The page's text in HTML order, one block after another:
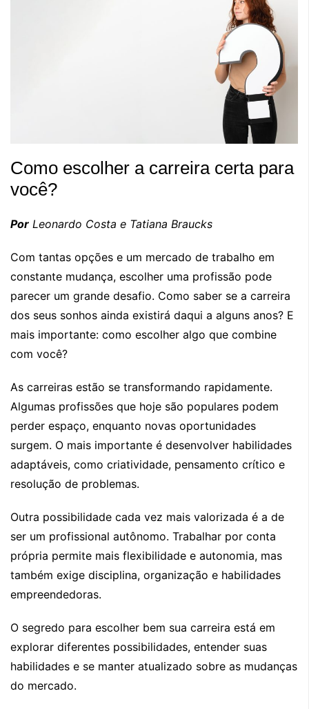
Como escolher a carreira certa para
você?
Por Leonardo Costa e Tatiana Braucks
Com tantas opções e um mercado de trabalho em
constante mudança, escolher uma profissão pode
parecer um grande desafio. Como saber se a carreira
dos seus sonhos ainda existirá daqui a alguns anos? E
mais importante: como escolher algo que combine
com você?
As carreiras estão se transformando rapidamente.
Algumas profissões que hoje são populares podem
perder espaço, enquanto novas oportunidades
surgem. O mais importante é desenvolver habilidades
adaptáveis, como criatividade, pensamento crítico e
resolução de problemas.
Outra possibilidade cada vez mais valorizada é a de
ser um profissional autônomo. Trabalhar por conta
própria permite mais flexibilidade e autonomia, mas
também exige disciplina, organização e habilidades
empreendedoras.
O segredo para escolher bem sua carreira está em
explorar diferentes possibilidades, entender suas
habilidades e se manter atualizado sobre as mudanças
do mercado.